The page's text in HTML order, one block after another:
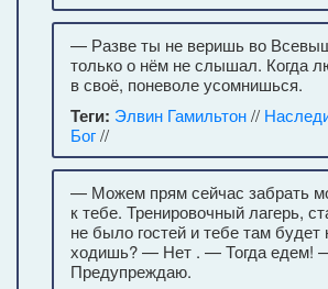
— Разве ты не веришь во
только о нём не слышал. Когда
в своё, поневоле усомнишься.
Теги: Элвин Гамильтон//
Бог//
— Можем прям сейчас забрать
к тебе. Тренировочный лагерь,
не было гостей и тебе там
ходишь? — Нет . — Тогда едем!
Предупреждаю.